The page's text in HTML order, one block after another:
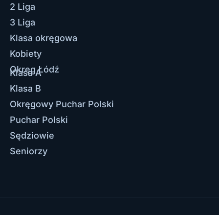
2 Liga
3 Liga
Klasa okręgowa
Kobiety
Okręg Łódź
Klasa A
Klasa B
Okręgowy Puchar Polski
Puchar Polski
Sędziowie
Seniorzy